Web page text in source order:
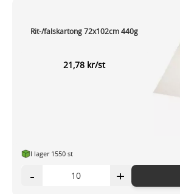
Rit-/falskartong 72x102cm 440g
21,78 kr/st
I lager 1550 st
- +